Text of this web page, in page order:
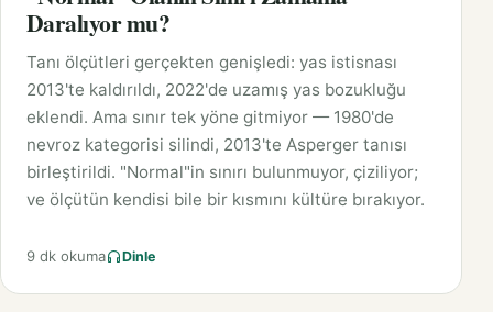
Daralıyor mu?
Tanı ölçütleri gerçekten genişledi: yas istisnası
2013'te kaldırıldı, 2022'de uzamış yas bozukluğu
eklendi. Ama sınır tek yöne gitmiyor — 1980'de
nevroz kategorisi silindi, 2013'te Asperger tanısı
birleştirildi. "Normal"in sınırı bulunmuyor, çiziliyor;
ve ölçütün kendisi bile bir kısmını kültüre bırakıyor.
9 dk okuma Dinle